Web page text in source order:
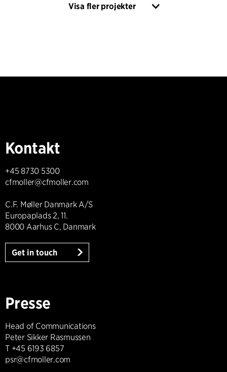
Visa fler projekter
Kontakt
+45 8730 5300
cfmoller@cfmoller.com
C.F. Møller Danmark A/S
Europaplads 2, 11.
8000 Aarhus C, Danmark
Get in touch
Presse
Head of Communications
Peter Sikker Rasmussen
T +45 6193 6857
psr@cfmoller.com